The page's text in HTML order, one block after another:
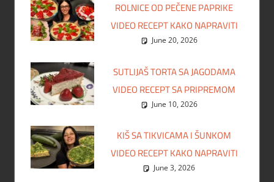
ROLNICE OD PEČENE PAPRIKE
VIDEO RECEPT KAKO NAPRAVITI
June 20, 2026
SUTLIJAŠ TORTA SA JAGODAMA
VIDEO RECEPT SA PRIPREMOM
June 10, 2026
KIŠ SA TIKVICAMA I ŠUNKOM
VIDEO RECEPT KAKO NAPRAVITI
June 3, 2026